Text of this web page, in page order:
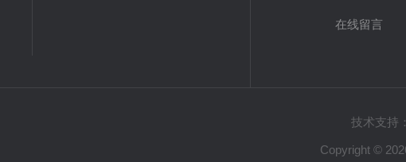
在线留言
技术支持：
Copyright ©